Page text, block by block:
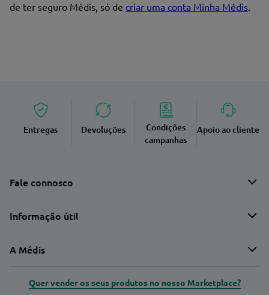
de ter seguro Médis, só de criar uma conta Minha Médis.
Entregas Devoluções
Condições
campanhas
Apoio ao cliente
Fale connosco
Informação útil
A Médis
Quer vender os seus produtos no nosso Marketplace?